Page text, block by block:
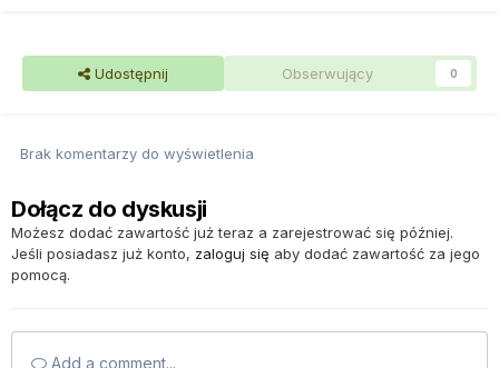
Udostępnij Obserwujący 0
Brak komentarzy do wyświetlenia
Dołącz do dyskusji
Możesz dodać zawartość już teraz a zarejestrować się później.
Jeśli posiadasz już konto, zaloguj się aby dodać zawartość za jego
pomocą.
Add a comment...